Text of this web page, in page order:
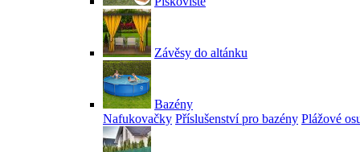
Závěsy do altánku
Bazény
Nafukovačky Příslušenství pro bazény Plážové